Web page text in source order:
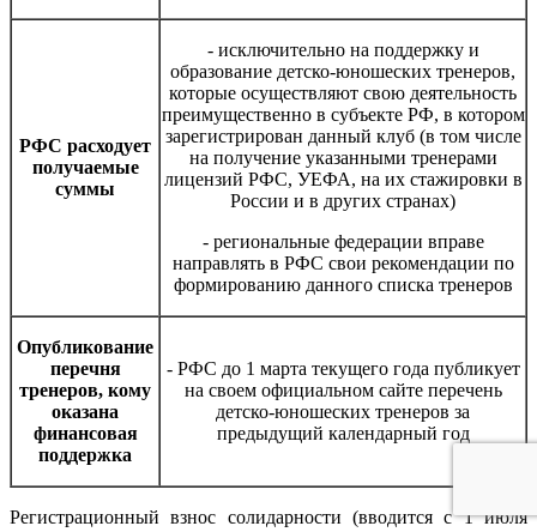
РФС расходует
получаемые
суммы
- исключительно на поддержку и
образование детско-юношеских тренеров,
которые осуществляют свою деятельность
преимущественно в субъекте РФ, в котором
зарегистрирован данный клуб (в том числе
на получение указанными тренерами
лицензий РФС, УЕФА, на их стажировки в
России и в других странах)
- региональные федерации вправе
направлять в РФС свои рекомендации по
формированию данного списка тренеров
Опубликование
перечня
тренеров, кому
оказана
финансовая
поддержка
- РФС до 1 марта текущего года публикует
на своем официальном сайте перечень
детско-юношеских тренеров за
предыдущий календарный год
Регистрационный взнос солидарности (вводится с 1 июля